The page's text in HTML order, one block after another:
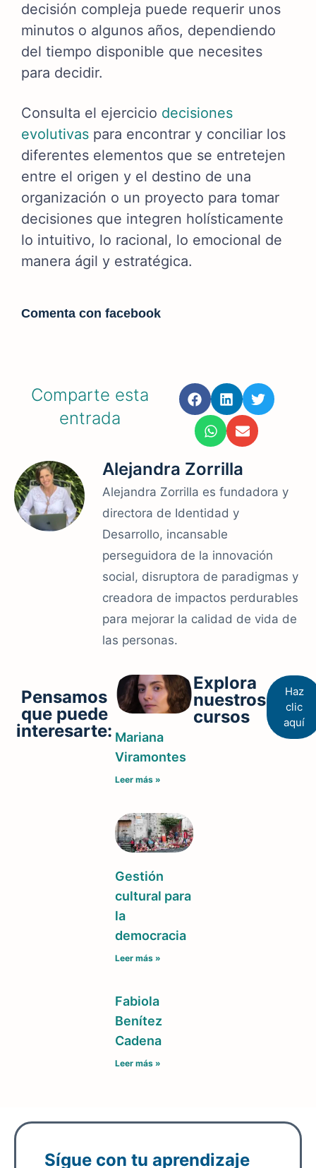
Pensamos
que puede
interesarte: Mariana
Viramontes
Leer más »
Gestión
cultural para
la
democracia
Leer más »
Fabiola
Benítez
Cadena
Leer más »
Explora
nuestros
cursos
Haz
clic
aquí
decisión compleja puede requerir unos
minutos o algunos años, dependiendo
del tiempo disponible que necesites
para decidir.
Consulta el ejercicio decisiones
evolutivas para encontrar y conciliar los
diferentes elementos que se entretejen
entre el origen y el destino de una
organización o un proyecto para tomar
decisiones que integren holísticamente
lo intuitivo, lo racional, lo emocional de
manera ágil y estratégica.
Comenta con facebook
Comparte esta
entrada
Alejandra Zorrilla
Alejandra Zorrilla es fundadora y
directora de Identidad y
Desarrollo, incansable
perseguidora de la innovación
social, disruptora de paradigmas y
creadora de impactos perdurables
para mejorar la calidad de vida de
las personas.
Sígue con tu aprendizaje